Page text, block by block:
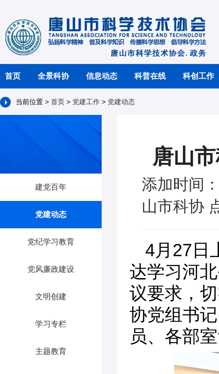
首页 全景科协 信息动态 科普在线 科创工作
当前位置 > 首页 > 党建工作 > 党建动态
建党百年
党建动态
党纪学习教育
党风廉政建设
文明创建
学习专栏
主题教育
唐山
添加时间
山市科协
4月27日
达学习河
议要求，
协党组书
员、各部